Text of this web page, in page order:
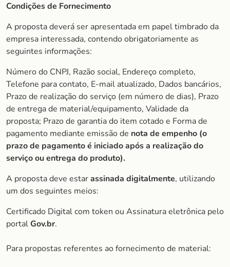
Condições de Fornecimento
A proposta deverá ser apresentada em papel timbrado da
empresa interessada, contendo obrigatoriamente as
seguintes informações:
Número do CNPJ, Razão social, Endereço completo,
Telefone para contato, E-mail atualizado, Dados bancários,
Prazo de realização do serviço (em número de dias), Prazo
de entrega de material/equipamento, Validade da
proposta; Prazo de garantia do item cotado e Forma de
pagamento mediante emissão de nota de empenho (o
prazo de pagamento é iniciado após a realização do
serviço ou entrega do produto).
A proposta deve estarassinada digitalmente, utilizando
um dos seguintes meios:
Certificado Digital com token ou Assinatura eletrônica pelo
portalGov.br.
Para propostas referentes ao fornecimento de material: